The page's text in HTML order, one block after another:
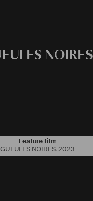
NOIRES
Feature film
GUEULES NOIRES,2023